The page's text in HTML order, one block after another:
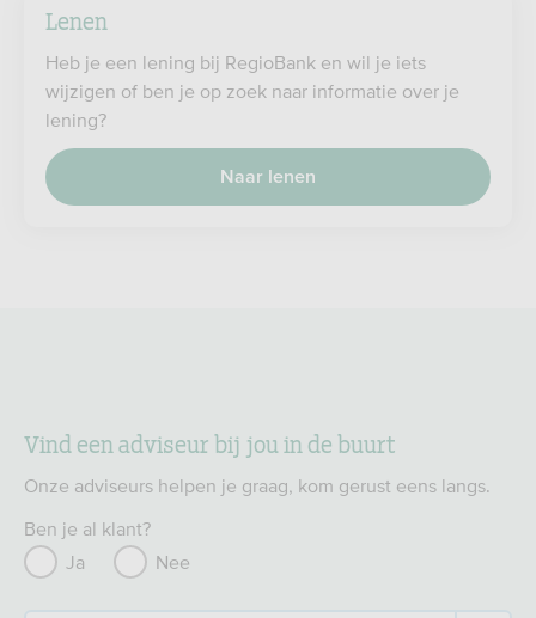
Lenen
Heb je een lening bij RegioBank en wil je iets
wijzigen of ben je op zoek naar informatie over je
lening?
Naar lenen
Vind een adviseur bij jou in de buurt
Onze adviseurs helpen je graag, kom gerust eens langs.
Ben je al klant?
Ja
Nee